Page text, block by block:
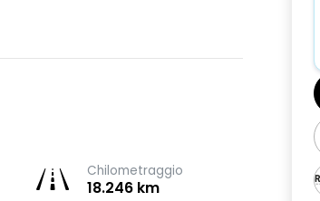
Chilometraggio
18.246 km